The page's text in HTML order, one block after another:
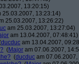
13:20:15)
25.03.2007, 13:23:14)
25.03.2007, 13:26:22)
am 25.03.2007, 13:27:04)
am 13.04.2007, 07:48:41)
ducduc am 13.04.2007,
(Major am 07.06.2007,
(ducduc am